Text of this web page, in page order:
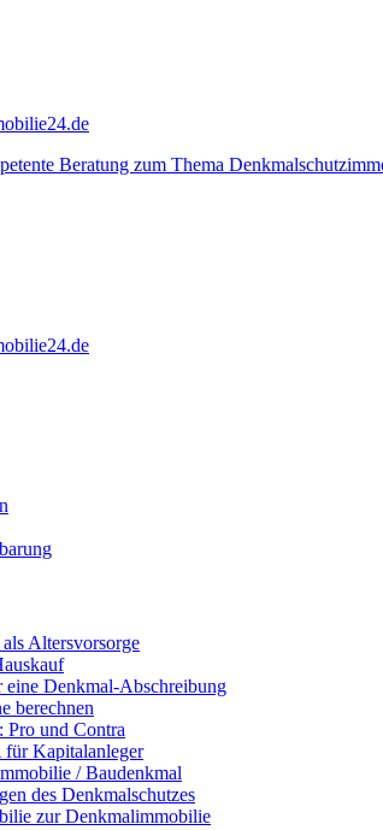
Altersvorsorge
eine Denkmal-Abschreibung
berechnen
und Contra
Kapitalanleger
/ Baudenkmal
des Denkmalschutzes
zur Denkmalimmobilie